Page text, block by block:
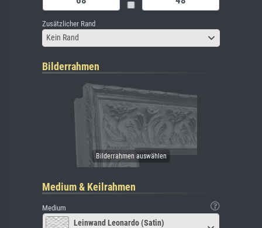
Zusätzlicher Rand
Kein Rand
Bilderrahmen
Medium & Keilrahmen
Medium
Leinwand Leonardo (Satin)